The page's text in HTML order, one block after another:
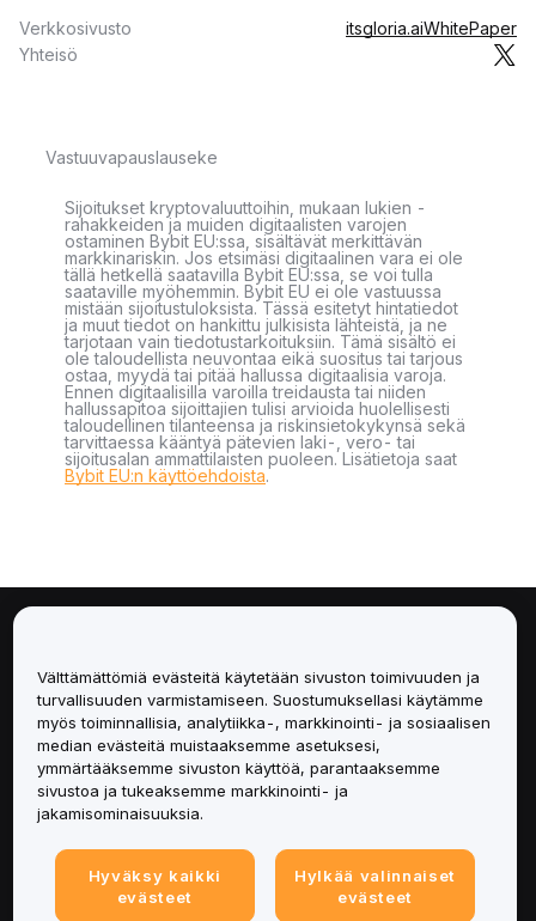
Verkkosivusto itsgloria.aiWhitePaper
Yhteisö
Vastuuvapauslauseke
Sijoitukset kryptovaluuttoihin, mukaan lukien -
rahakkeiden ja muiden digitaalisten varojen
ostaminen Bybit EU:ssa, sisältävät merkittävän
markkinariskin. Jos etsimäsi digitaalinen vara ei ole
tällä hetkellä saatavilla Bybit EU:ssa, se voi tulla
saataville myöhemmin. Bybit EU ei ole vastuussa
mistään sijoitustuloksista. Tässä esitetyt hintatiedot
ja muut tiedot on hankittu julkisista lähteistä, ja ne
tarjotaan vain tiedotustarkoituksiin. Tämä sisältö ei
ole taloudellista neuvontaa eikä suositus tai tarjous
ostaa, myydä tai pitää hallussa digitaalisia varoja.
Ennen digitaalisilla varoilla treidausta tai niiden
hallussapitoa sijoittajien tulisi arvioida huolellisesti
taloudellinen tilanteensa ja riskinsietokykynsä sekä
tarvittaessa kääntyä pätevien laki-, vero- tai
sijoitusalan ammattilaisten puoleen. Lisätietoja saat
Bybit EU:n käyttöehdoista.
Palvelut
Tuki
Tuotteet
Lakiasiat
Välttämättömiä evästeitä käytetään sivuston toimivuuden ja
turvallisuuden varmistamiseen. Suostumuksellasi käytämme
myös toiminnallisia, analytiikka-, markkinointi- ja sosiaalisen
median evästeitä muistaaksemme asetuksesi,
ymmärtääksemme sivuston käyttöä, parantaaksemme
sivustoa ja tukeaksemme markkinointi- ja
jakamisominaisuuksia.
Hyväksy kaikki
evästeet
Hylkää valinnaiset
evästeet